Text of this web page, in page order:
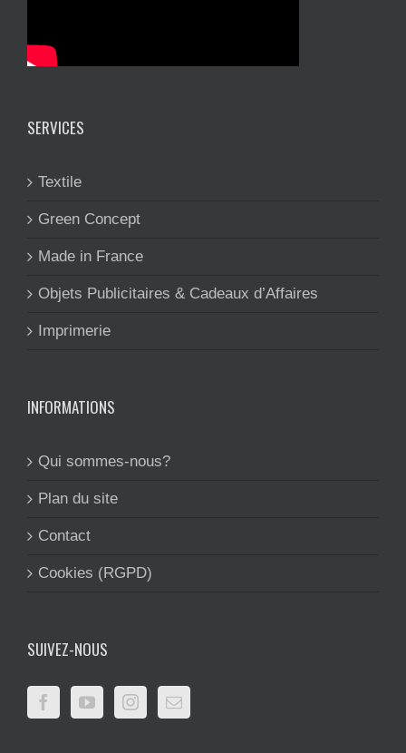
SERVICES
Textile
Green Concept
Made in France
Objets Publicitaires & Cadeaux d’Affaires
Imprimerie
INFORMATIONS
Qui sommes-nous?
Plan du site
Contact
Cookies (RGPD)
SUIVEZ-NOUS